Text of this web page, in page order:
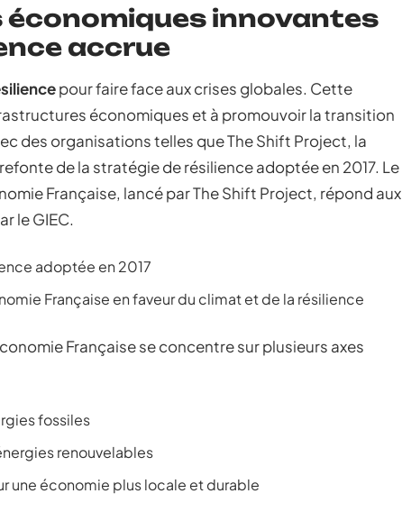
innovantes
accrue
pour faire face aux crises globales. Cette
économiques et à promouvoir la transition
des organisations telles que The Shift Project, la
de la stratégie de résilience adoptée en 2017. Le
Française, lancé par The Shift Project, répond aux
le GIEC.
adoptée en 2017
Française en faveur du climat et de la résilience
Française se concentre sur plusieurs axes
fossiles
renouvelables
une économie plus locale et durable